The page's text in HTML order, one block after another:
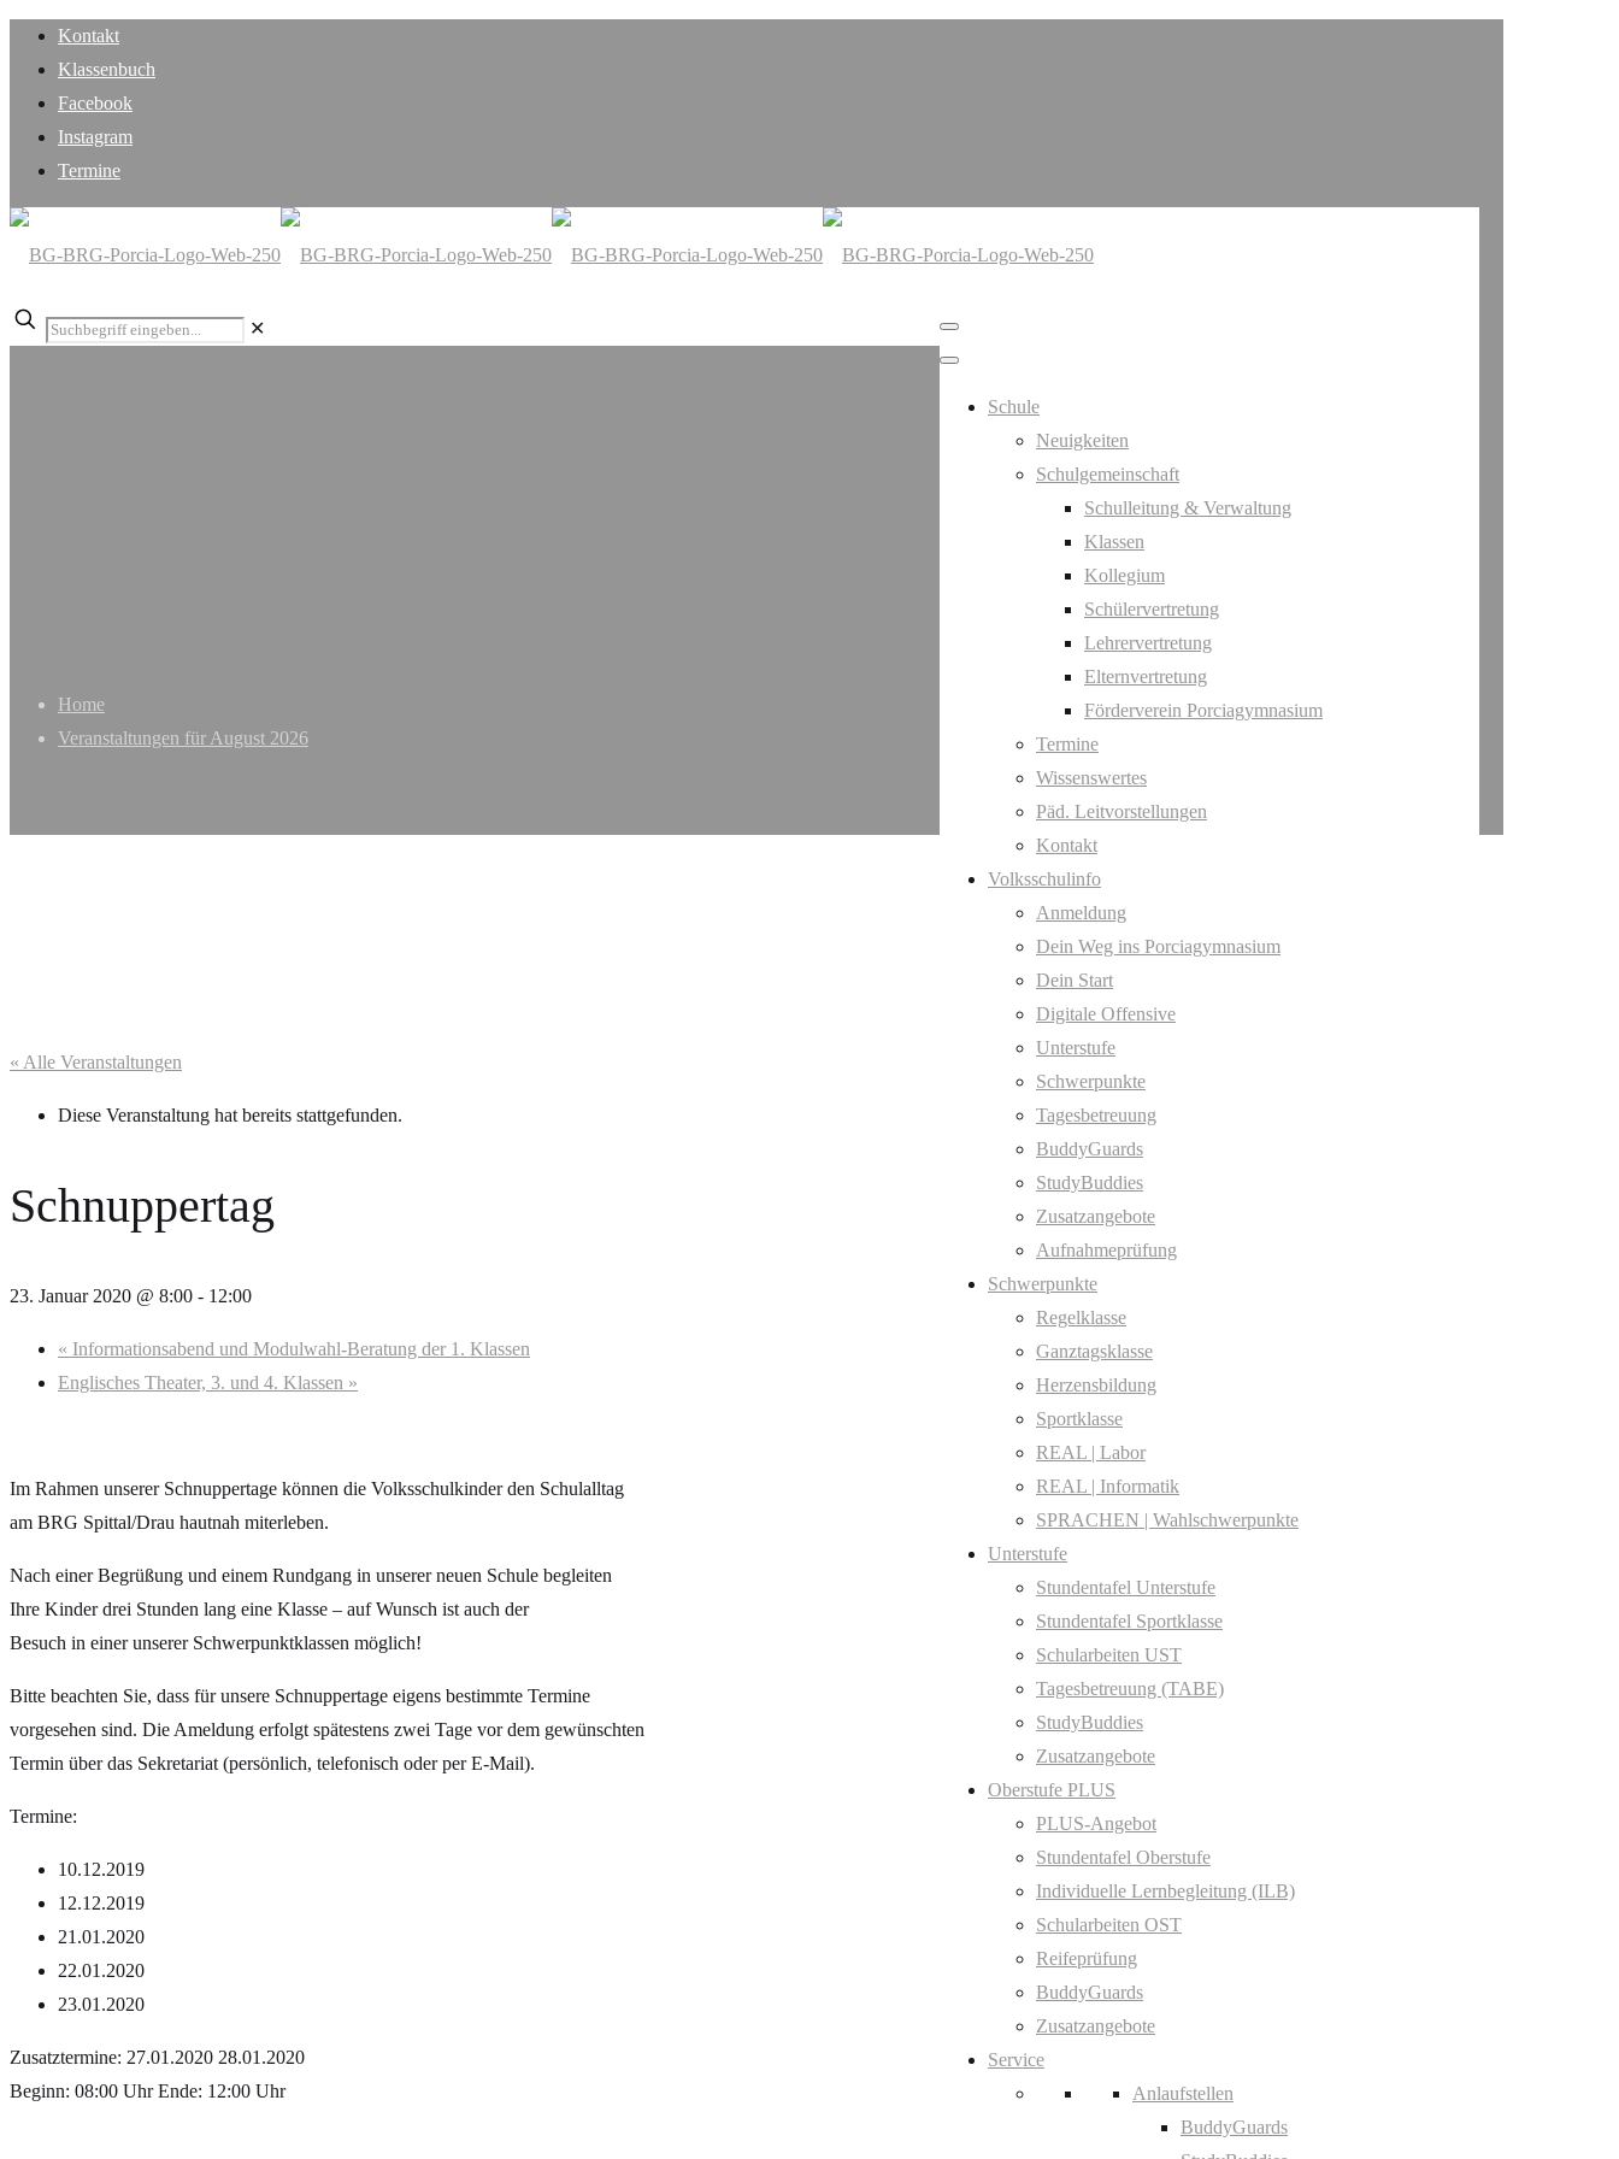
Kontakt
Klassenbuch
Facebook
Instagram
Termine
Schule
Neuigkeiten
Schulgemeinschaft
Schulleitung & Verwaltung
Klassen
Kollegium
Schülervertretung
Lehrervertretung
Elternvertretung
Förderverein Porciagymnasium
Termine
Wissenswertes
Päd. Leitvorstellungen
Kontakt
Volksschulinfo
Anmeldung
Dein Weg ins Porciagymnasium
Dein Start
Digitale Offensive
Unterstufe
Schwerpunkte
Tagesbetreuung
BuddyGuards
StudyBuddies
Zusatzangebote
Aufnahmeprüfung
Schwerpunkte
Regelklasse
Ganztagsklasse
Herzensbildung
Sportklasse
REAL | Labor
REAL | Informatik
SPRACHEN | Wahlschwerpunkte
Unterstufe
Stundentafel Unterstufe
Stundentafel Sportklasse
Schularbeiten UST
Tagesbetreuung (TABE)
StudyBuddies
Zusatzangebote
Oberstufe PLUS
PLUS-Angebot
Stundentafel Oberstufe
Individuelle Lernbegleitung (ILB)
Schularbeiten OST
Reifeprüfung
BuddyGuards
Zusatzangebote
Service
Anlaufstellen
BuddyGuards
✕
Home
Veranstaltungen für August 2026
« Alle Veranstaltungen
Diese Veranstaltung hat bereits stattgefunden.
Schnuppertag
23. Januar 2020 @ 8:00 - 12:00
« Informationsabend und Modulwahl-Beratung der 1. Klassen
Englisches Theater, 3. und 4. Klassen »
Im Rahmen unserer Schnuppertage können die Volksschulkinder den Schulalltag
am BRG Spittal/Drau hautnah miterleben.
Nach einer Begrüßung und einem Rundgang in unserer neuen Schule begleiten
Ihre Kinder drei Stunden lang eine Klasse – auf Wunsch ist auch der
Besuch in einer unserer Schwerpunktklassen möglich!
Bitte beachten Sie, dass für unsere Schnuppertage eigens bestimmte Termine
vorgesehen sind. Die Ameldung erfolgt spätestens zwei Tage vor dem gewünschten
Termin über das Sekretariat (persönlich, telefonisch oder per E-Mail).
Termine:
10.12.2019
12.12.2019
21.01.2020
22.01.2020
23.01.2020
Zusatztermine: 27.01.2020 28.01.2020
Beginn: 08:00 Uhr Ende: 12:00 Uhr